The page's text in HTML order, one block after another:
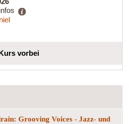
vorbei
Grooving Voices - Jazz- und